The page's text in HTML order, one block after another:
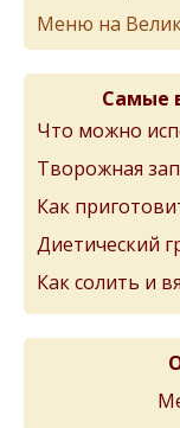
Меню на
Самые
Что можно
Творожная
Как
Диетический
Как солить и